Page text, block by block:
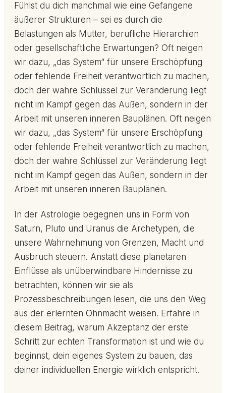
Fühlst du dich manchmal wie eine Gefangene
äußerer Strukturen – sei es durch die
Belastungen als Mutter, berufliche Hierarchien
oder gesellschaftliche Erwartungen? Oft neigen
wir dazu, „das System“ für unsere Erschöpfung
oder fehlende Freiheit verantwortlich zu machen,
doch der wahre Schlüssel zur Veränderung liegt
nicht im Kampf gegen das Außen, sondern in der
Arbeit mit unseren inneren Bauplänen. Oft neigen
wir dazu, „das System“ für unsere Erschöpfung
oder fehlende Freiheit verantwortlich zu machen,
doch der wahre Schlüssel zur Veränderung liegt
nicht im Kampf gegen das Außen, sondern in der
Arbeit mit unseren inneren Bauplänen.
In der Astrologie begegnen uns in Form von
Saturn, Pluto und Uranus die Archetypen, die
unsere Wahrnehmung von Grenzen, Macht und
Ausbruch steuern. Anstatt diese planetaren
Einflüsse als unüberwindbare Hindernisse zu
betrachten, können wir sie als
Prozessbeschreibungen lesen, die uns den Weg
aus der erlernten Ohnmacht weisen. Erfahre in
diesem Beitrag, warum Akzeptanz der erste
Schritt zur echten Transformation ist und wie du
beginnst, dein eigenes System zu bauen, das
deiner individuellen Energie wirklich entspricht.